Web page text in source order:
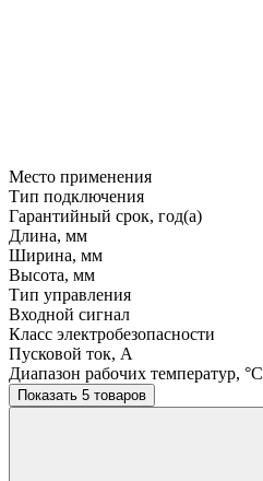
Место применения
Тип подключения
Гарантийный срок, год(а)
Длина, мм
Ширина, мм
Высота, мм
Тип управления
Входной сигнал
Класс электробезопасности
Пусковой ток, A
Диапазон рабочих температур, °C
Показать 5 товаров